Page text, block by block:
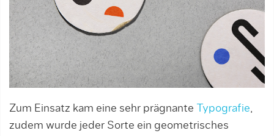
Zum Einsatz kam eine sehr prägnante Typografie,
zudem wurde jeder Sorte ein geometrisches